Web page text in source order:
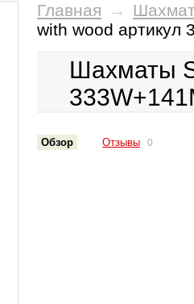
Главная →
with wood артикул
Шахматы
Обзор Отзывы 0